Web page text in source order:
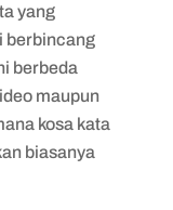
yang
berbincang
berbeda
maupun
kosa kata
biasanya